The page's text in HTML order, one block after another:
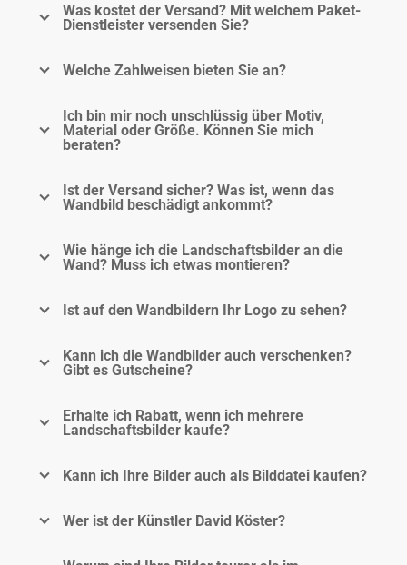
Was kostet der Versand? Mit welchem Paket-
Dienstleister versenden Sie?
Welche Zahlweisen bieten Sie an?
Ich bin mir noch unschlüssig über Motiv,
Material oder Größe. Können Sie mich
beraten?
Ist der Versand sicher? Was ist, wenn das
Wandbild beschädigt ankommt?
Wie hänge ich die Landschaftsbilder an die
Wand? Muss ich etwas montieren?
Ist auf den Wandbildern Ihr Logo zu sehen?
Kann ich die Wandbilder auch verschenken?
Gibt es Gutscheine?
Erhalte ich Rabatt, wenn ich mehrere
Landschaftsbilder kaufe?
Kann ich Ihre Bilder auch als Bilddatei kaufen?
Wer ist der Künstler David Köster?